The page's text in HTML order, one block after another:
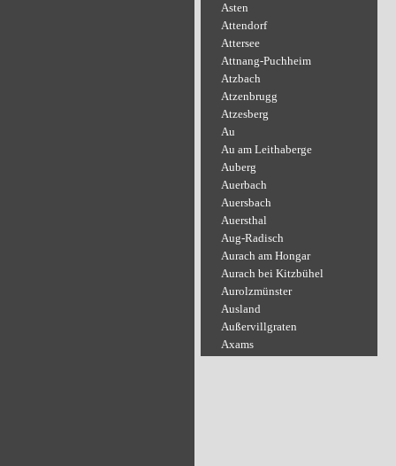
Asten
Attendorf
Attersee
Attnang-Puchheim
Atzbach
Atzenbrugg
Atzesberg
Au
Au am Leithaberge
Auberg
Auerbach
Auersbach
Auersthal
Aug-Radisch
Aurach am Hongar
Aurach bei Kitzbühel
Aurolzmünster
Ausland
Außervillgraten
Axams